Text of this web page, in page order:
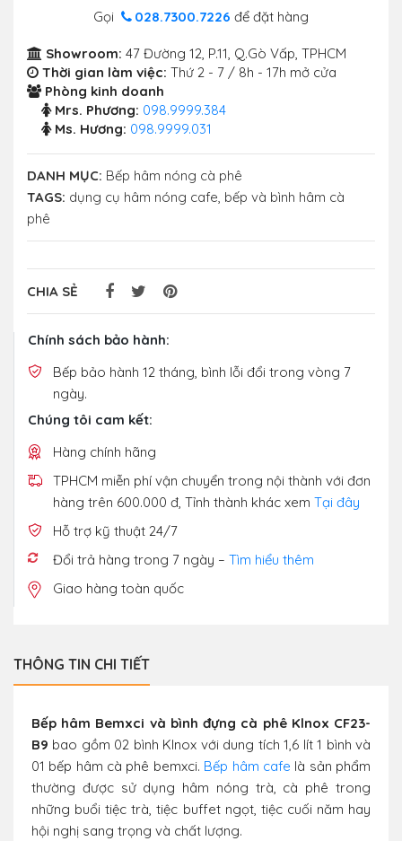
Gọi 028.7300.7226 để đặt hàng
Showroom: 47 Đường 12, P.11, Q.Gò Vấp, TPHCM
Thời gian làm việc: Thứ 2 - 7 / 8h - 17h mở cửa
Phòng kinh doanh
Mrs. Phương: 098.9999.384
Ms. Hương: 098.9999.031
DANH MỤC: Bếp hâm nóng cà phê
TAGS: dụng cụ hâm nóng cafe, bếp và bình hâm cà
phê
CHIA SẺ
Chính sách bảo hành:
Bếp bảo hành 12 tháng, bình lỗi đổi trong vòng 7
ngày.
Chúng tôi cam kết:
Hàng chính hãng
TPHCM miễn phí vận chuyển trong nội thành với đơn
hàng trên 600.000 đ, Tỉnh thành khác xem Tại đây
Hỗ trợ kỹ thuật 24/7
Đổi trả hàng trong 7 ngày – Tìm hiểu thêm
Giao hàng toàn quốc
THÔNG TIN CHI TIẾT
Bếp hâm Bemxci và bình đựng cà phê Klnox CF23-
B9 bao gồm 02 bình Klnox với dung tích 1,6 lít 1 bình và
01 bếp hâm cà phê bemxci. Bếp hâm cafe là sản phẩm
thường được sử dụng hâm nóng trà, cà phê trong
những buổi tiệc trà, tiệc buffet ngọt, tiệc cuối năm hay
hội nghị sang trọng và chất lượng.